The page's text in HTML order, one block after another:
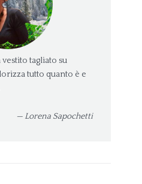
tagliato su
tutto quanto è e
— Lorena Sapochetti